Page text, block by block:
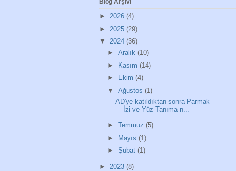
Blog Arşivi
► 2026 (4)
► 2025 (29)
▼ 2024 (36)
► Aralık (10)
► Kasım (14)
►
Ekim (4)
▼ Ağustos (1)
AD'ye katıldıktan sonra Parmak
İzi ve Yüz Tanıma n...
► Temmuz (5)
► Mayıs (1)
► Şubat (1)
► 2023 (8)